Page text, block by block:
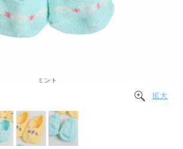
ミント
拡大